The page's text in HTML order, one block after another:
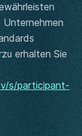
erhalten Sie
s/participant-